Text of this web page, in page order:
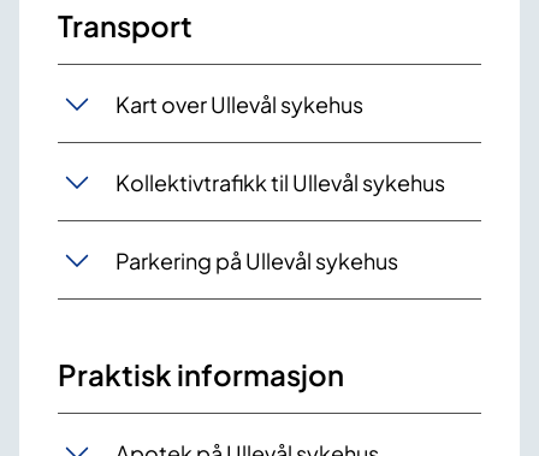
Transport
Kart over Ullevål sykehus
Kollektivtrafikk til Ullevål sykehus
Parkering på Ullevål sykehus
Praktisk informasjon